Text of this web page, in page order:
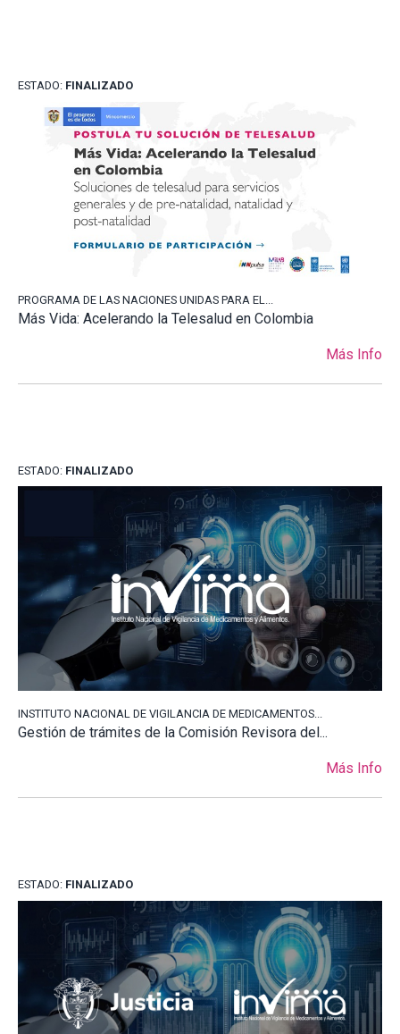
ESTADO: FINALIZADO
PROGRAMA DE LAS NACIONES UNIDAS PARA EL...
Más Vida: Acelerando la Telesalud en Colombia
Más Info
ESTADO: FINALIZADO
INSTITUTO NACIONAL DE VIGILANCIA DE MEDICAMENTOS...
Gestión de trámites de la Comisión Revisora del...
Más Info
ESTADO: FINALIZADO